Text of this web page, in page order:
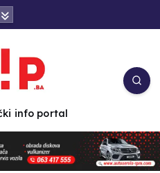
info portal